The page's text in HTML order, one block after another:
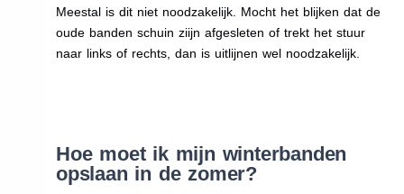
Meestal is dit niet noodzakelijk. Mocht het blijken dat de
oude banden schuin ziijn afgesleten of trekt het stuur
naar links of rechts, dan is uitlijnen wel noodzakelijk.
Hoe moet ik mijn winterbanden
opslaan in de zomer?